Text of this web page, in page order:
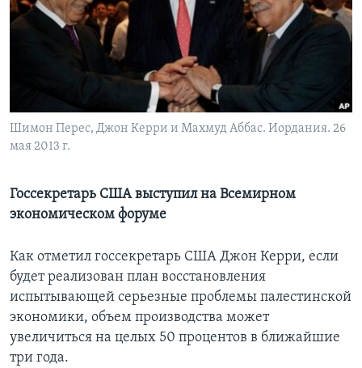
Learning English
СОЦИАЛЬНЫЕ СЕТИ
Языки
Шимон Перес, Джон Керри и Махмуд Аббас. Иордания. 26
мая 2013 г.
Госсекретарь США выступил на Всемирном
экономическом форуме
Как отметил госсекретарь США Джон Керри, если
будет реализован план восстановления
испытывающей серьезные проблемы палестинской
экономики, объем производства может
увеличиться на целых 50 процентов в ближайшие
три года.